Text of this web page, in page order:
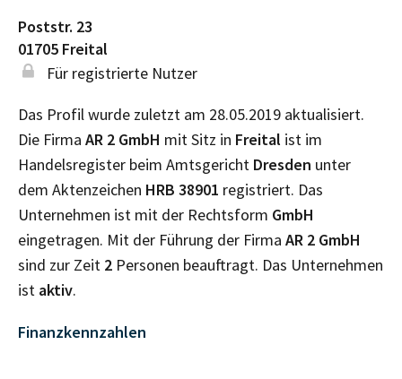
Poststr. 23
01705 Freital
Für registrierte Nutzer
Das Profil wurde zuletzt am 28.05.2019 aktualisiert.
Die Firma AR 2 GmbH mit Sitz in Freital ist im
Handelsregister beim Amtsgericht Dresden unter
dem Aktenzeichen HRB 38901 registriert. Das
Unternehmen ist mit der Rechtsform GmbH
eingetragen. Mit der Führung der Firma AR 2 GmbH
sind zur Zeit 2 Personen beauftragt. Das Unternehmen
ist aktiv.
Finanzkennzahlen